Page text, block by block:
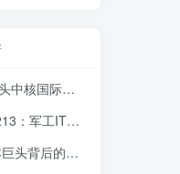
后的投资价值密码
势增长的秘密武器
析，错过必后悔！